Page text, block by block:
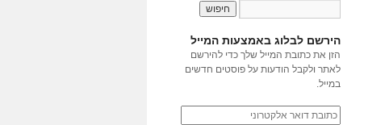
הירשם לבלוג באמצעות המייל
הזן את כתובת המייל שלך כדי להירשם
לאתר ולקבל הודעות על פוסטים חדשים
במייל.